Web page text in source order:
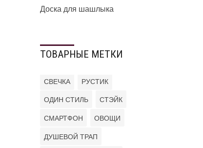
Доска для шашлыка
ТОВАРНЫЕ МЕТКИ
СВЕЧКА
РУСТИК
ОДИН СТИЛЬ
СТЭЙК
СМАРТФОН
ОВОЩИ
ДУШЕВОЙ ТРАП